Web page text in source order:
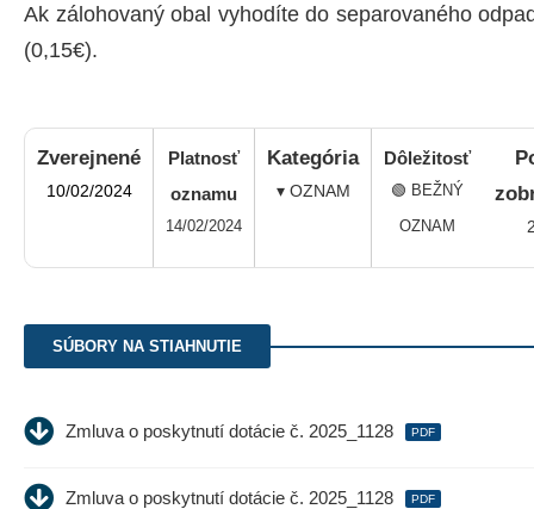
Ak zálohovaný obal vyhodíte do separovaného
(0,15€).
Zverejnené
10/02/2024
Platnosť
oznamu
14/02/2024
Kategória
▾ OZNAM
Dôležitosť
🟢 BEŽNÝ
OZNAM
SÚBORY NA STIAHNUTIE
Zmluva o poskytnutí dotácie č. 2025_1128 PDF
Zmluva o poskytnutí dotácie č. 2025_1128 PDF